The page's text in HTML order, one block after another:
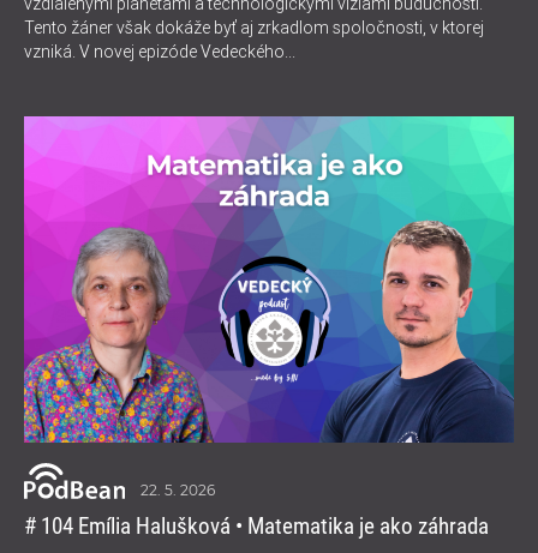
Tento žáner však dokáže byť aj zrkadlom spoločnosti, v ktorej
vzniká. V novej epizóde Vedeckého...
22. 5. 2026
# 104 Emília Halušková • Matematika je ako záhrada